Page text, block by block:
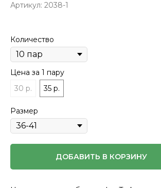
Артикул: 2038-1
Количество
Цена за 1 пару
30 р.
35 р.
Размер
ДОБАВИТЬ В КОРЗИНУ